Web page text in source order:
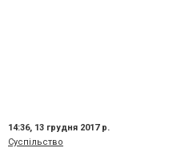
14:36, 13 грудня 2017 р.
Суспільство